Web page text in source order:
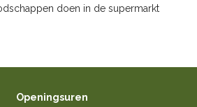
doen in de supermarkt
Openingsuren